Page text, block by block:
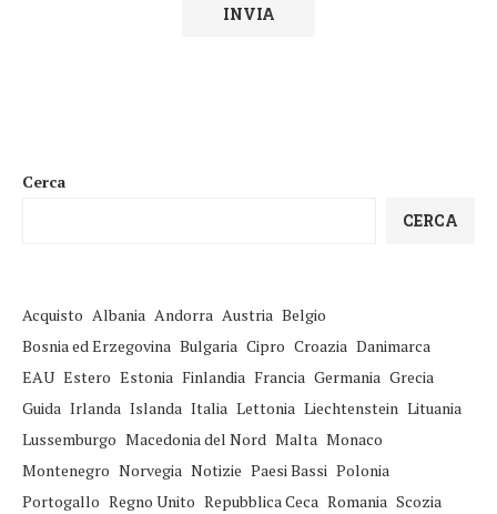
Cerca
CERCA
Acquisto Albania Andorra Austria Belgio
Bosnia ed Erzegovina Bulgaria Cipro Croazia Danimarca
EAU Estero Estonia Finlandia Francia Germania Grecia
Guida Irlanda Islanda Italia Lettonia Liechtenstein Lituania
Lussemburgo Macedonia del Nord Malta Monaco
Montenegro Norvegia Notizie Paesi Bassi Polonia
Portogallo Regno Unito Repubblica Ceca Romania Scozia